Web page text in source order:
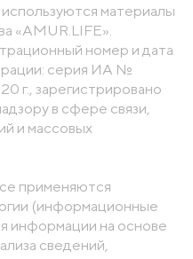
материалы
«AMUR.LIFE».
номер и дата
серия ИА №
г., зарегистрировано
в сфере связи,
и массовых
применяются
(информационные
информации на основе
сведений,